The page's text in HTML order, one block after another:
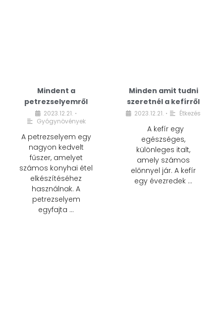
Mindent a
petrezselyemről
2023.12.21. •
Gyógynövények
A petrezselyem egy
nagyon kedvelt
fűszer, amelyet
számos konyhai étel
elkészítéséhez
használnak. A
petrezselyem
egyfajta …
Minden amit tudni
szeretnél a kefírről
2023.12.21. • Étkezés
A kefír egy
egészséges,
különleges italt,
amely számos
előnnyel jár. A kefír
egy évezredek …